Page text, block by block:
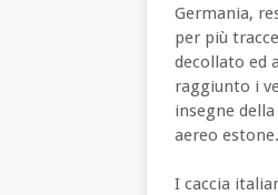
Germania,
per più
decollato ed
raggiunto i
insegne
aereo estone.
I caccia